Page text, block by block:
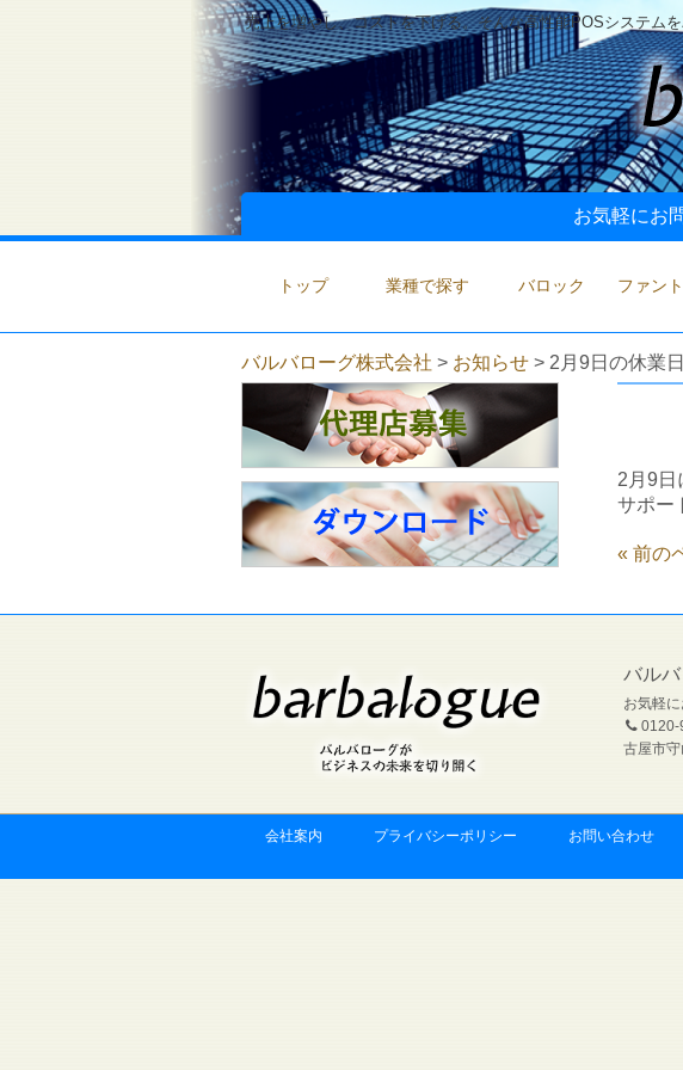
売上を増やし、コストを下げる。そんな高性能POSシステム
お気軽にお
トップ 業種で探す バロック ファン
バルバローグ株式会社 > お知らせ > 2月9日の休業
2月9日
サポー
« 前の
バル
お気軽に
0120-
古屋市
会社案内 プライバシーポリシー お問い合わせ